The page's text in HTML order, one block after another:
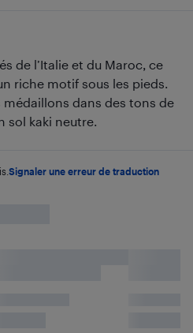
de l’Italie et du Maroc, ce
riche motif sous les pieds.
médaillons dans des tons de
sol kaki neutre.
Signaler une erreur de traduction